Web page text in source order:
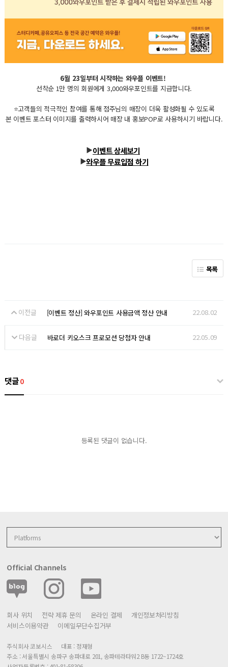
6월 23일부터 시작하는 와우플 이벤트!
선착순 1만 명의 회원에게 3,000와우포인트를 지급합니다.
⭐고객들의 적극적인 참여를 통해 점주님의 매장이 더욱 활성화될 수 있도록
본 이벤트 포스터 이미지를 출력하시어 매장 내 홍보POP로 사용하시기 바랍니다.
▶이벤트 상세보기
▶와우플 무료입점 하기
목록
이전글 [이벤트 정산] 와우포인트 사용금액 정산 안내 22.08.02
다음글 바로더 키오스크 프로모션 당첨자 안내 22.05.09
댓글0
등록된 댓글이 없습니다.
Official Channels
회사 위치 전략 제휴 문의 온라인 결제
개인정보처리방침
서비스이용약관
이메일무단수집거부
주식회사 코보시스
대표 : 정재형
주소 : 서울특별시 송파구 송파대로 201, 송파테라타워2 B동 1722~1724호